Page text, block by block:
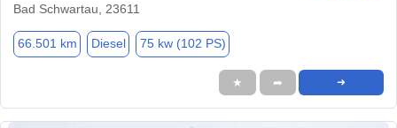
Bad Schwartau, 23611
66.501 km Diesel 75 kw (102 PS)
★ ➦ ➜